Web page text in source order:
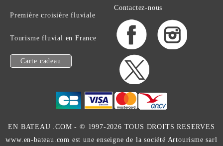
Première croisière fluviale
Tourisme fluvial en France
Carte cadeau
Contactez-nous
EN BATEAU .COM - © 1997-2026 TOUS DROITS RESERVES
www.en-bateau.com est une enseigne de la société Artourisme sarl